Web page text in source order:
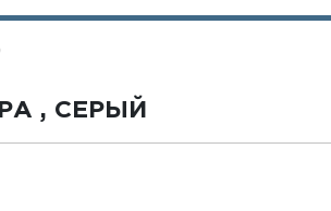
, СЕРЫЙ